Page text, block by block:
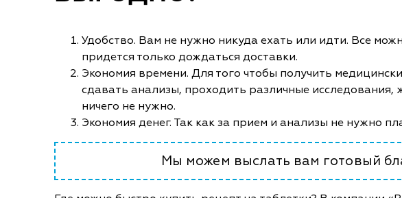
Удобство. Вам не нужно никуда ехать или идти. Все
придется только дождаться доставки.
Экономия времени. Для того чтобы получить
сдавать анализы, проходить различные исследования,
ничего не нужно.
Экономия денег. Так как за прием и анализы не нужно
Мы можем выслать вам готовый